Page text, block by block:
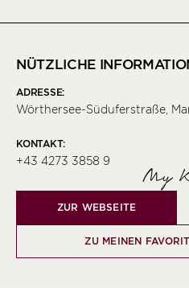
NÜTZLICHE
ADRESSE:
Wörthersee-Süduferstraße,
KONTAKT:
+43 4273 3858 9
My
ZUR WEBSEITE
ZU MEINEN